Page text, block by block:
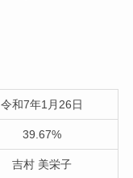
令和7年1月26日
39.67%
吉村 美栄子